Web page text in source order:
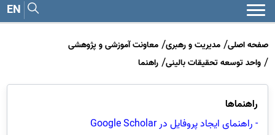
EN
صفحه اصلی مدیریت و رهبری معاونت آموزشی و پژوهشی
واحد توسعه تحقیقات بالینی راهنما
راهنماها
-راهنمای ایجاد پروفایل درGoogle Scholar